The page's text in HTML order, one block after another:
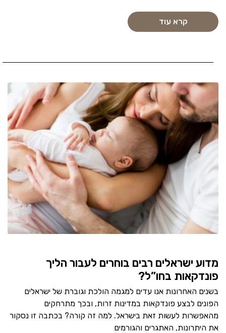
קרא עוד
מדוע ישראלים רבים בוחרים לעבור הליך
פונדקאות בחו”ל?
בשנים האחרונות אנו עדים למגמה הולכת וגוברת של ישראלים
הפונים לבצע פונדקאות במדינות זרות, ובכך מתרחקים
מהאפשרות לעשות זאת בישראל. למה זה קורה? בכתבה זו נסקור
את היתרונות, האתגרים והגורמים